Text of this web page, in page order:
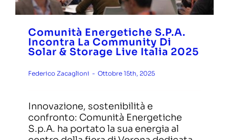
Comunità Energetiche S.p.A.
Incontra La Community Di
Solar & Storage Live Italia 2025
Federico Zacaglioni - Ottobre 15th, 2025
Innovazione, sostenibilità e
confronto: Comunità Energetiche
S.p.A. ha portato la sua energia al